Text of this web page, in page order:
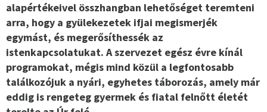
alapértékeivel összhangban lehetőséget teremteni
arra, hogy a gyülekezetek ifjai megismerjék
egymást, és megerősíthessék az
istenkapcsolatukat. A szervezet egész évre kínál
programokat, mégis mind közül a legfontosabb
találkozójuk a nyári, egyhetes táborozás, amely már
eddig is rengeteg gyermek és fiatal felnőtt életét